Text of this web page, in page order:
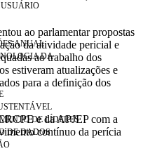
USUÁRIO
ANUAL
DA
DE LÍDERES
DE DADOS
ao parlamentar propostas
da atividade pericial e
ao trabalho dos
estiveram atualizações e
para a definição dos
e da APJEP com a
contínuo da perícia